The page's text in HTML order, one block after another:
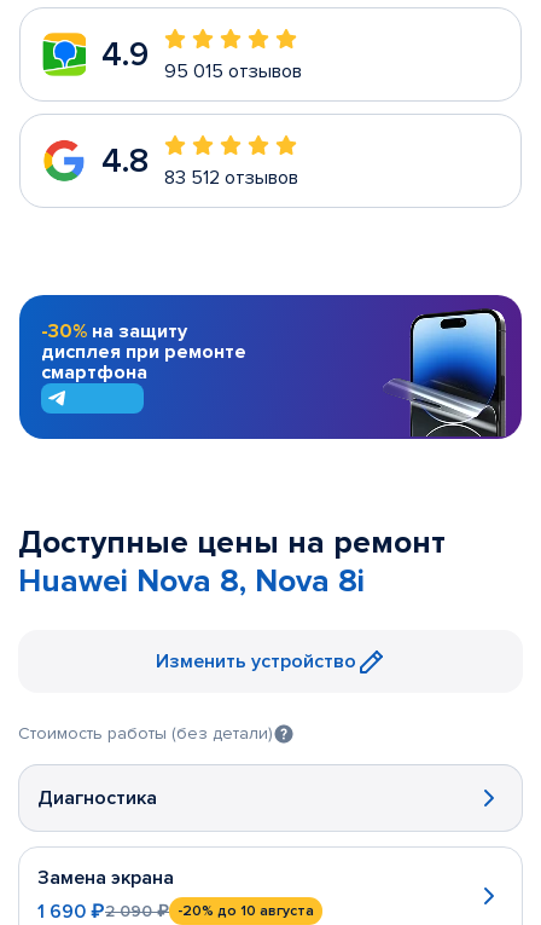
4.9 95 015 отзывов
4.8 83 512 отзывов
-30% на защиту
дисплея при ремонте
смартфона
Доступные цены на ремонт
Huawei Nova 8, Nova 8i
Изменить устройство
Стоимость работы (без детали)
Диагностика
Замена экрана
1 690 ₽2 090 ₽ -20% до 10 августа